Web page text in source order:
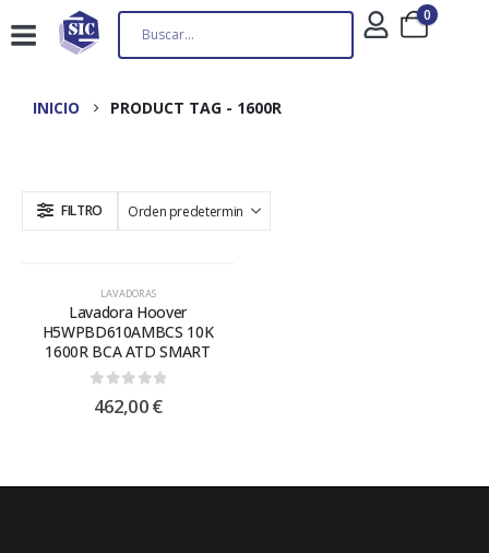
0
INICIO PRODUCT TAG - 1600R
FILTRO
LAVADORAS
Lavadora Hoover
H5WPBD610AMBCS 10K
1600R BCA ATD SMART
0out of 5
462,00€